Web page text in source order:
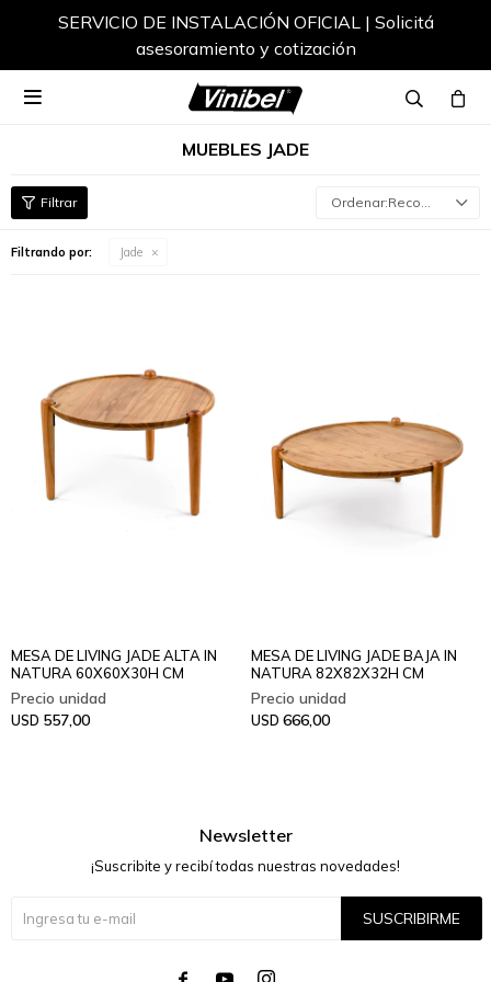
SERVICIO DE INSTALACIÓN OFICIAL | Solicitá
asesoramiento y cotización

MUEBLES JADE
Recomendados
Filtrando por: Jade
MESA DE LIVING JADE ALTA IN
NATURA 60X60X30H CM
USD 557,00
MESA DE LIVING JADE BAJA IN
NATURA 82X82X32H CM
USD 666,00
Newsletter
¡Suscribite y recibí todas nuestras novedades!
SUSCRIBIRME
  